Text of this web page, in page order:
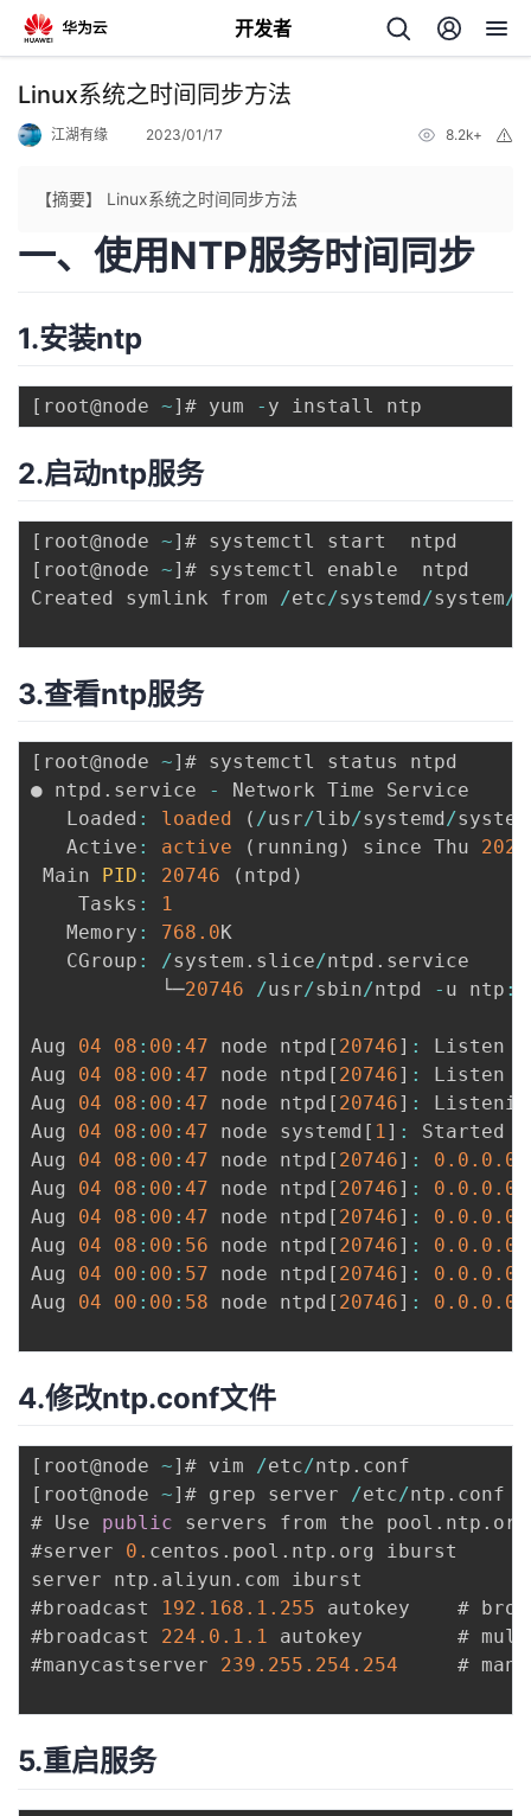
开发者
返
人
主
页
我
的
开
发
者
的
博
客
我
的
论
我
的
我
注
开
发
者
学
我
课
程
的
认
证
我
的
实
验
我
的
收
藏
的
Programs
我
的
支
持
我
术
支
持
云
声
建
议
Linux系统之时间同步方法
江湖有缘 2023/01/17 8.2k+
【摘要】 Linux系统之时间同步方法
一、使用NTP服务时间同步
1.安装ntp
[ root@node ~] # yum -
2.启动ntp服务
[ root@node ~]
[ root@node ~] # systemctl enable  ntpd
Created symlink from /etc/systemd/system/
3.查看ntp服务
[ root@node ~] # systemctl status ntpd
● ntpd . service -
Network Time Service
   Loaded
: loaded ( /usr/lib/systemd /system
   Active
: active ( running ) since Thu 2022
Main
PID : 20746 ( ntpd )
    Tasks
:
1
   Memory
: 768.0K
   CGroup
: /system . slice/ntpd . service
           └─
20746 /usr/sbin/ntpd - u ntp :
Aug 04 08 : 00 : 47 node ntpd [ 20746] :
Listen
Aug 04 08 : 00 : 47 node ntpd [ 20746] :
Listen
Aug 04 08 : 00 : 47 node ntpd [ 20746] :
Aug 04 08 : 00 : 47 node systemd [ 1] :
Started
Aug 04 08 : 00 : 47 node ntpd [ 20746] : 0.0 .0 .0
Aug 04 08 : 00 : 47 node ntpd [ 20746] : 0.0 .0 .0
Aug 04 08 : 00 : 47 node ntpd [ 20746] : 0.0 .0 .0
Aug 04 08 : 00 : 56 node ntpd [ 20746] : 0.0 .0 .0
Aug 04 00 : 00 : 57 node ntpd [ 20746] : 0.0 .0 .0
Aug 04 00 : 00 : 58 node ntpd [ 20746] : 0.0 .0 .0
4.修改ntp.conf文件
[ root@node ~] # vim /etc/ntp .
[ root@node ~] # grep server /etc/ntp . conf
# Use public servers from the pool . ntp .
#server 0. centos . pool . ntp . org iburst
server ntp . aliyun . com iburst
#broadcast
192.168 .1 .255 autokey	# broadcast server
#broadcast 224.0 .1 .1 autokey		# multicast server
#manycastserver 239.255 .254 .254
5.重启服务